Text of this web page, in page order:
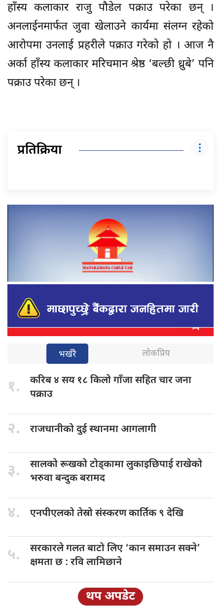
हाँस्य कलाकार राजु पौडेल पक्राउ परेका छन् ।
अनलाईनमार्फत जुवा खेलाउने कार्यमा संलग्न रहेको
आरोपमा उनलाई प्रहरीले पक्राउ गरेको हो । आज नै
अर्का हाँस्य कलाकार मरिचमान श्रेष्ठ ‘बल्छी ध्रुबे’ पनि
पक्राउ परेका छन् ।
प्रतिक्रिया
भर्खरै लोकप्रिय
१. करिब ४ सय १८ किलो गाँजा सहित चार जना
पक्राउ
२. राजधानीको दुईस्थानमा आगलागी
३. सालको रूखकोटोड्कामा लुकाइछिपाई राखेको
भरुवा बन्दुक बरामद
४. एनपीएलको तेस्रोसंस्करण कार्तिक ९ देखि
५. सरकारले गलतबाटो लिए ‘कान समाउन सक्ने’
क्षमता छ : रवि लामिछाने
थप अपडेट